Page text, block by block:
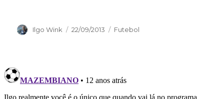
Autor
Ilgo Wink
Publicado
22/09/2013 Categorias
Futebol